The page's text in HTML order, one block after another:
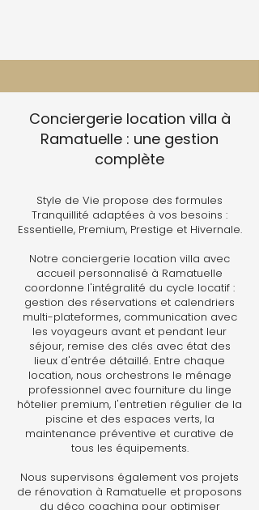
Conciergerie location villa à
Ramatuelle : une gestion
complète
Style de Vie propose des formules
Tranquillité adaptées à vos besoins :
Essentielle, Premium, Prestige et Hivernale.
Notre conciergerie location villa avec
accueil personnalisé à Ramatuelle
coordonne l'intégralité du cycle locatif :
gestion des réservations et calendriers
multi-plateformes, communication avec
les voyageurs avant et pendant leur
séjour, remise des clés avec état des
lieux d'entrée détaillé. Entre chaque
location, nous orchestrons le ménage
professionnel avec fourniture du linge
hôtelier premium, l'entretien régulier de la
piscine et des espaces verts, la
maintenance préventive et curative de
tous les équipements.
Nous supervisons également vos projets
de rénovation à Ramatuelle et proposons
du déco coaching pour optimiser